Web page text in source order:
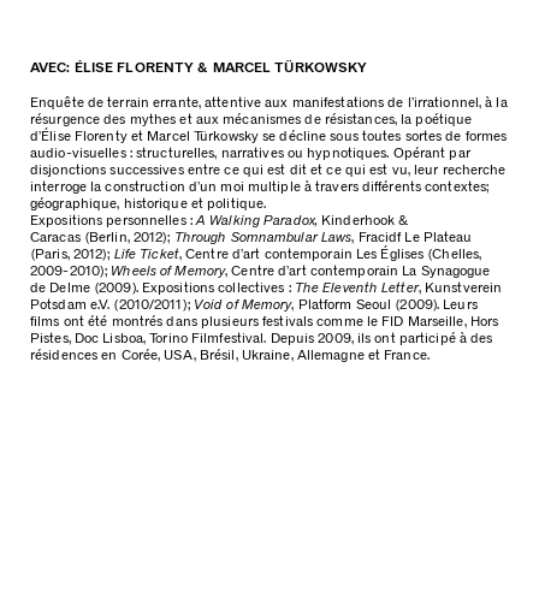
AVEC: ÉLISE FLORENTY & MARCEL TÜRKOWSKY
Enquête de terrain errante, attentive aux manifestations de l’irrationnel, à la
résurgence des mythes et aux mécanismes de résistances, la poétique
d’Élise Florenty et Marcel Türkowsky se décline sous toutes sortes de formes
audio-visuelles : structurelles, narratives ou hypnotiques. Opérant par
disjonctions successives entre ce qui est dit et ce qui est vu, leur recherche
interroge la construction d’un moi multiple à travers différents contextes;
géographique, historique et politique.
Expositions personnelles :A Walking Paradox, Kinderhook &
Caracas (Berlin, 2012); Through Somnambular Laws, Fracidf Le Plateau
(Paris, 2012); Life Ticket, Centre d’art contemporain Les Églises (Chelles,
2009-2010); Wheels of Memory, Centre d’art contemporain La Synagogue
de Delme (2009). Expositions collectives : The Eleventh Letter, Kunstverein
Potsdam e.V. (2010/2011); Void of Memory, Platform Seoul (2009). Leurs
films ont été montrés dans plusieurs festivals comme le FID Marseille, Hors
Pistes, Doc Lisboa, Torino Filmfestival. Depuis 2009, ils ont participé à des
résidences en Corée, USA, Brésil, Ukraine, Allemagne et France.